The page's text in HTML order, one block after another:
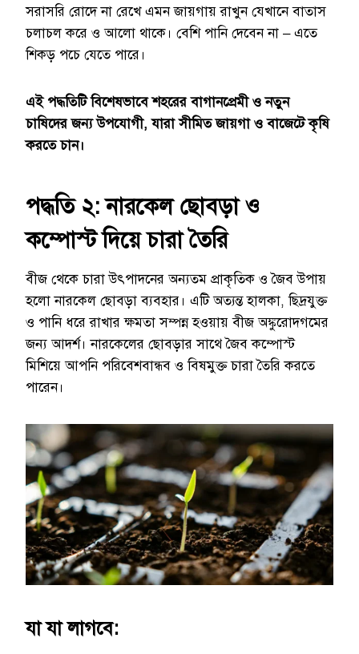
সরাসরি রোদে না রেখে এমন জায়গায় রাখুন যেখানে বাতাস
চলাচল করে ও আলো থাকে। বেশি পানি দেবেন না – এতে
শিকড় পচে যেতে পারে।
এই পদ্ধতিটি বিশেষভাবে শহরের বাগানপ্রেমী ও নতুন
চাষিদের জন্য উপযোগী, যারা সীমিত জায়গা ও বাজেটে কৃষি
করতে চান।
পদ্ধতি ২: নারকেল ছোবড়া ও
কম্পোস্ট দিয়ে চারা তৈরি
বীজ থেকে চারা উৎপাদনের অন্যতম প্রাকৃতিক ও জৈব উপায়
হলো নারকেল ছোবড়া ব্যবহার। এটি অত্যন্ত হালকা, ছিদ্রযুক্ত
ও পানি ধরে রাখার ক্ষমতা সম্পন্ন হওয়ায় বীজ অঙ্কুরোদগমের
জন্য আদর্শ। নারকেলের ছোবড়ার সাথে জৈব কম্পোস্ট
মিশিয়ে আপনি পরিবেশবান্ধব ও বিষমুক্ত চারা তৈরি করতে
পারেন।
যা যা লাগবে: